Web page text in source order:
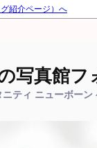
紹介ページ）へ
写真館フ
ニティ ニューボー